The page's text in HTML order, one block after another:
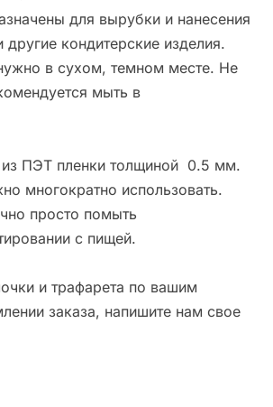
для вырубки и нанесения
кондитерские изделия.
в сухом, темном месте. Не
мыть в
ПЭТ пленки толщиной 0.5 мм.
многократно использовать.
просто помыть
с пищей.
и трафарета по вашим
заказа, напишите нам свое